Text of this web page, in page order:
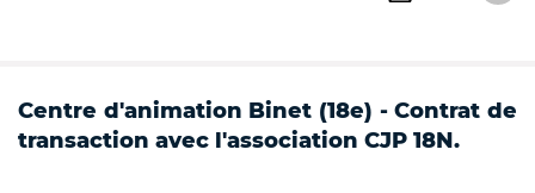
Centre d'animation Binet (18e) - Contrat de
transaction avec l'association CJP 18N.